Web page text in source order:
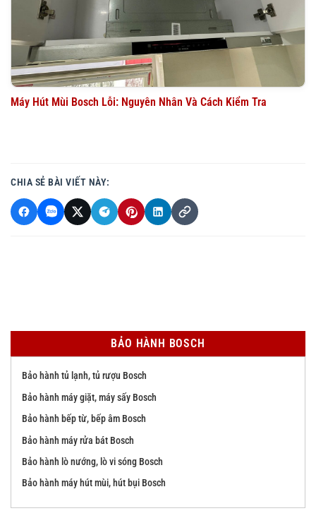
Máy Hút Mùi Bosch Lỗi: Nguyên Nhân Và Cách Kiểm Tra
CHIA SẺ BÀI VIẾT NÀY:
BẢO HÀNH BOSCH
Bảo hành tủ lạnh, tủ rượu Bosch
Bảo hành máy giặt, máy sấy Bosch
Bảo hành bếp từ, bếp âm Bosch
Bảo hành máy rửa bát Bosch
Bảo hành lò nướng, lò vi sóng Bosch
Bảo hành máy hút mùi, hút bụi Bosch